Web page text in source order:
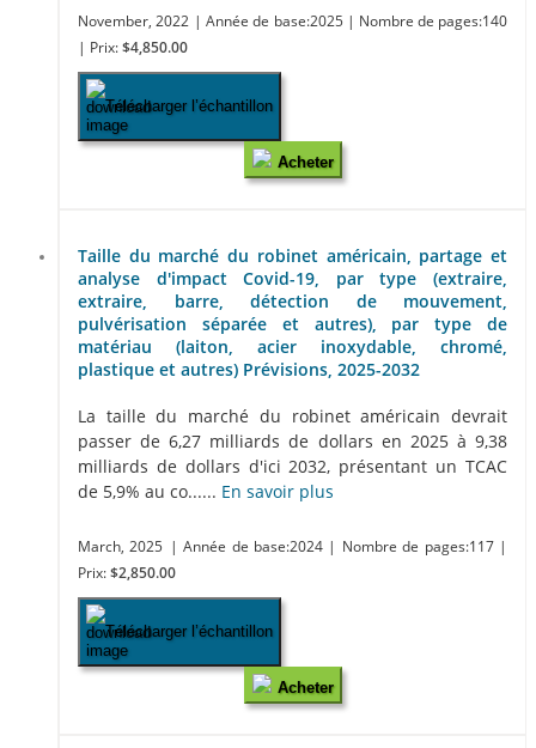
November, 2022 | Année de base:2025 | Nombre de pages:140
| Prix: $4,850.00
Télécharger l’échantillon
Acheter
Taille du marché du robinet américain, partage et
analyse d'impact Covid-19, par type (extraire,
extraire, barre, détection de mouvement,
pulvérisation séparée et autres), par type de
matériau (laiton, acier inoxydable, chromé,
plastique et autres) Prévisions, 2025-2032
La taille du marché du robinet américain devrait
passer de 6,27 milliards de dollars en 2025 à 9,38
milliards de dollars d'ici 2032, présentant un TCAC
de 5,9% au co...... En savoir plus
March, 2025 | Année de base:2024 | Nombre de pages:117 |
Prix: $2,850.00
Télécharger l’échantillon
Acheter